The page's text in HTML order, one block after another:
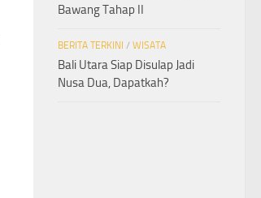
Bawang Tahap II
BERITA TERKINI / WISATA
Bali Utara Siap Disulap Jadi
Nusa Dua, Dapatkah?